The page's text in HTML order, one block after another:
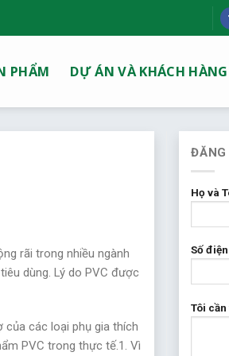
PHẨM DỰ ÁN VÀ KHÁCH HÀNG
rãi trong nhiều ngành
dùng. Lý do PVC được
các loại phụ gia thích
PVC trong thực tế.1. Vì
ĐĂNG
Họ và
Số
Tôi cần